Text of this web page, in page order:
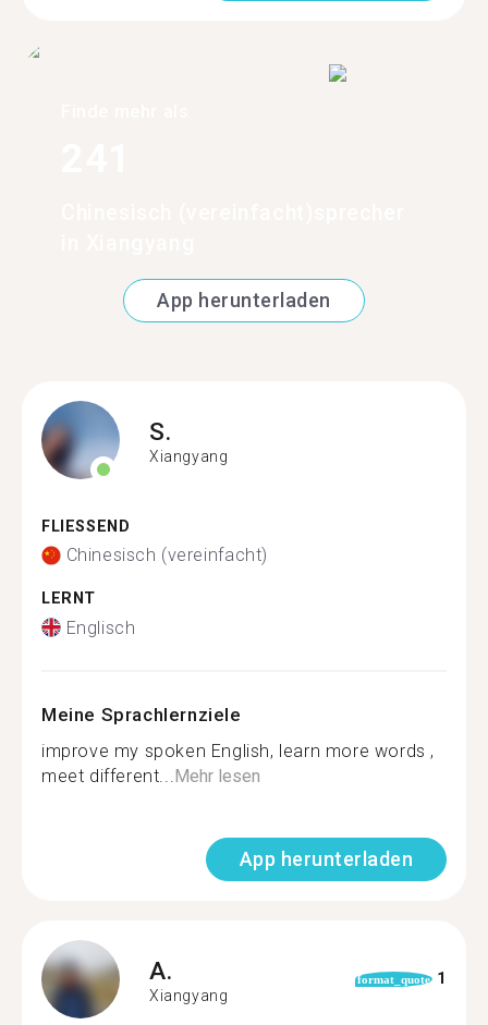
App herunterladen
S.
Xiangyang
FLIESSEND
Chinesisch (vereinfacht)
LERNT
Englisch
Meine Sprachlernziele
improve my spoken English, learn more words ,
meet different... Mehr lesen
App herunterladen
A.
Xiangyang
format_quote 1